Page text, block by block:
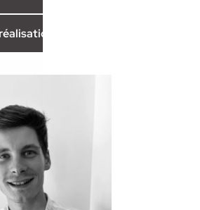
de l’agence